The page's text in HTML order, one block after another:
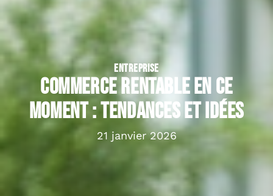
ENTREPRISE
Commerce rentable en ce
moment : tendances et idées
21 janvier 2026